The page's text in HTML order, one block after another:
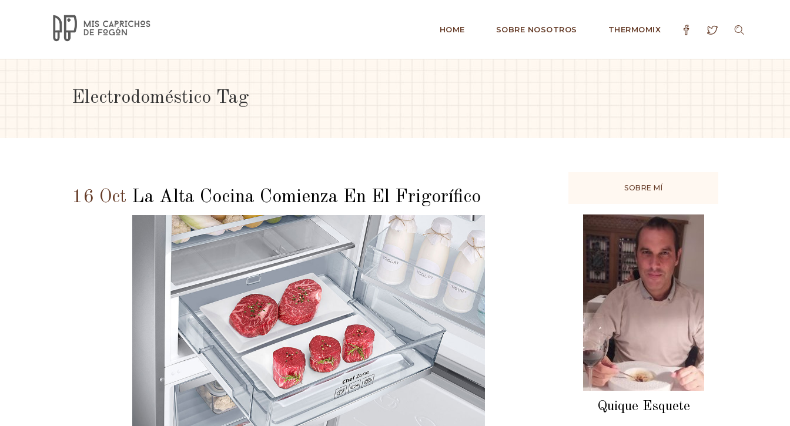
HOME SOBRE NOSOTROS THERMOMIX
Electrodoméstico Tag
16 Oct La Alta Cocina Comienza En El Frigorífico
SOBRE MÍ
Quique Esquete